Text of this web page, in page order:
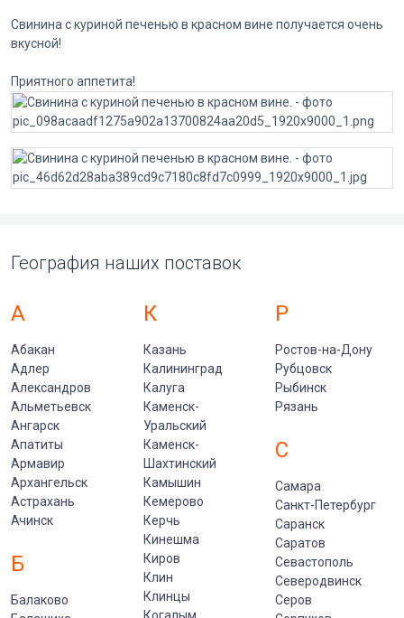
Свинина с куриной печенью в красном вине получается очень
вкусной!
Приятного аппетита!
География наших поставок
А
Абакан
Адлер
Александров
Альметьевск
Ангарск
Апатиты
Армавир
Архангельск
Астрахань
Ачинск
Б
Балаково
К
Казань
Калининград
Калуга
Каменск-
Уральский
Каменск-
Шахтинский
Камышин
Кемерово
Керчь
Кинешма
Киров
Клин
Клинцы
Р
Ростов-на-Дону
Рубцовск
Рыбинск
Рязань
С
Самара
Санкт-Петербург
Саранск
Саратов
Севастополь
Северодвинск
Серов